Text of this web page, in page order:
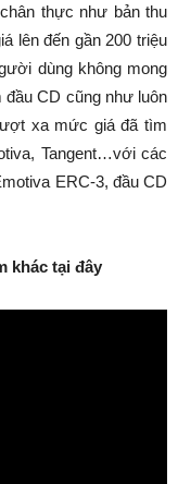
thực như bản thu
lên đến gần 200 triệu
dùng không mong
đầu CD cũng như luôn
xa mức giá đã tìm
Tangent…với các
ERC-3, đầu CD
khác tại đây